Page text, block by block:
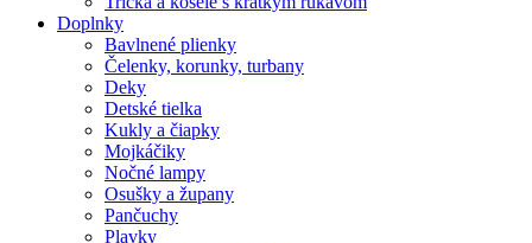
Doplnky
Bavlnené plienky
Čelenky, korunky, turbany
Deky
Detské tielka
Kukly a čiapky
Mojkáčiky
Nočné lampy
Osušky a župany
Pančuchy
Plavky